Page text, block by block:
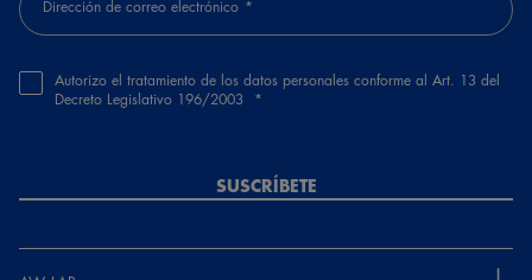
Dirección de correo electrónico
Autorizo el tratamiento de los datos personales conforme al Art. 13 del
Decreto Legislativo 196/2003
SUSCRÍBETE